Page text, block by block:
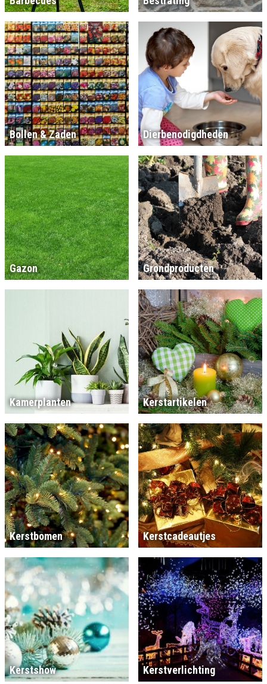
Bollen & Zaden Dierbenodigdheden
Gazon Grondproducten
Kamerplanten Kerstartikelen
Kerstbomen Kerstcadeautjes
Kerstshow Kerstverlichting